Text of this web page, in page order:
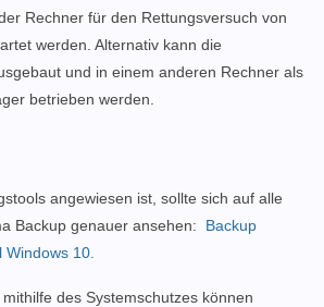
Rechner für den Rettungsversuch von
werden. Alternativ kann die
und in einem anderen Rechner als
betrieben werden.
angewiesen ist, sollte sich auf alle
Backup genauer ansehen: Backup
10.
des Systemschutzes können